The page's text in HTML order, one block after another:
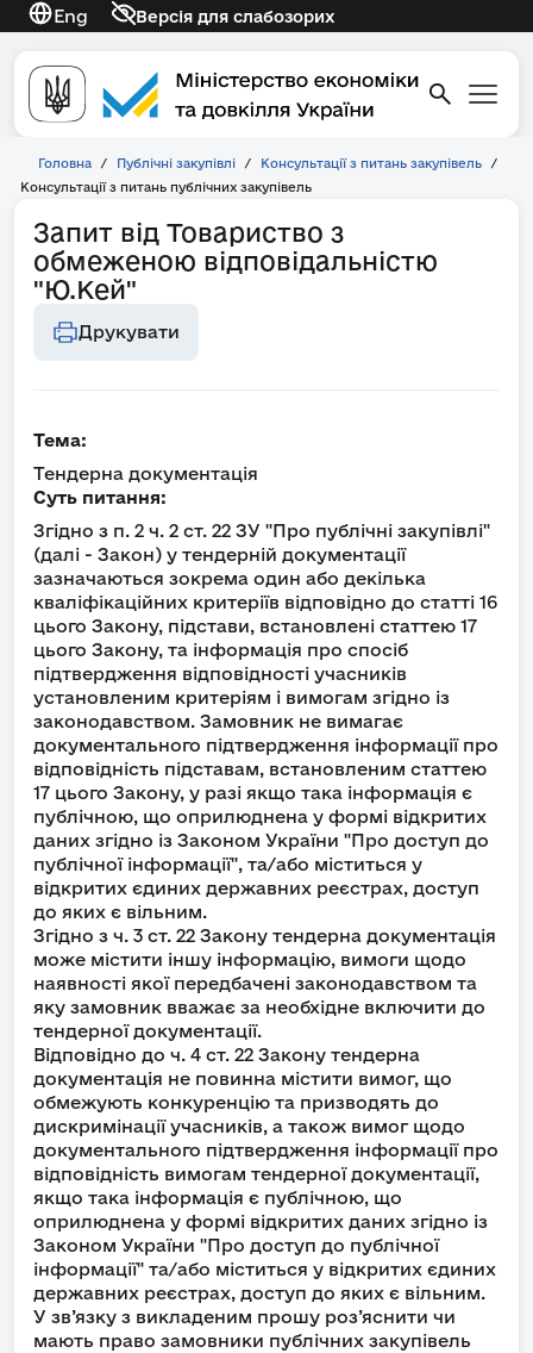
Eng Версія для слабозорих
Головна / Публічні закупівлі / Консультації з питань закупівель
/
Консультації з питань публічних закупівель
Запит від Товариство з
обмеженою відповідальністю
"Ю.Кей"
Друкувати
Тема:
Тендерна документація
Суть питання:
Згідно з п. 2 ч. 2 ст. 22 ЗУ "Про публічні закупівлі"
(далі - Закон) у тендерній документації
зазначаються зокрема один або декілька
кваліфікаційних критеріїв відповідно до статті 16
цього Закону, підстави, встановлені статтею 17
цього Закону, та інформація про спосіб
підтвердження відповідності учасників
установленим критеріям і вимогам згідно із
законодавством. Замовник не вимагає
документального підтвердження інформації про
відповідність підставам, встановленим статтею
17 цього Закону, у разі якщо така інформація є
публічною, що оприлюднена у формі відкритих
даних згідно із Законом України "Про доступ до
публічної інформації", та/або міститься у
відкритих єдиних державних реєстрах, доступ
до яких є вільним.
Згідно з ч. 3 ст. 22 Закону тендерна документація
може містити іншу інформацію, вимоги щодо
наявності якої передбачені законодавством та
яку замовник вважає за необхідне включити до
тендерної документації.
Відповідно до ч. 4 ст. 22 Закону тендерна
документація не повинна містити вимог, що
обмежують конкуренцію та призводять до
дискримінації учасників, а також вимог щодо
документального підтвердження інформації про
відповідність вимогам тендерної документації,
якщо така інформація є публічною, що
оприлюднена у формі відкритих даних згідно із
Законом України "Про доступ до публічної
інформації" та/або міститься у відкритих єдиних
державних реєстрах, доступ до яких є вільним.
У зв’язку з викладеним прошу роз’яснити чи
мають право замовники публічних закупівель